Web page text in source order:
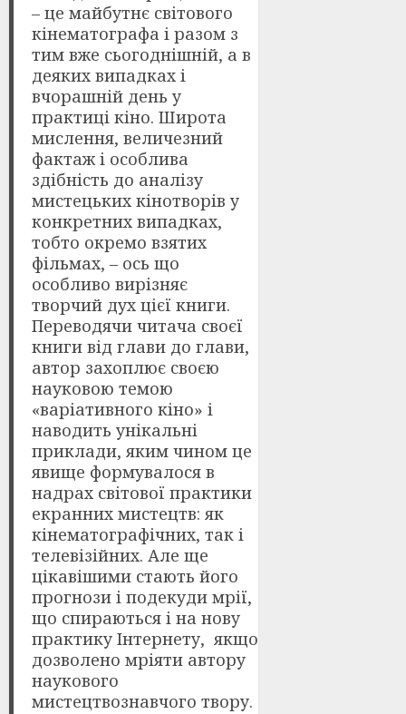
– це майбутнє світового
кінематографа і разом з
тим вже сьогоднішній, а в
деяких випадках і
вчорашній день у
практиці кіно. Широта
мислення, величезний
фактаж і особлива
здібність до аналізу
мистецьких кінотворів у
конкретних випадках,
тобто окремо взятих
фільмах, – ось що
особливо вирізняє
творчий дух цієї книги.
Переводячи читача своєї
книги від глави до глави,
автор захоплює своєю
науковою темою
«варіативного кіно» і
наводить унікальні
приклади, яким чином це
явище формувалося в
надрах світової практики
екранних мистецтв: як
кінематографічних, так і
телевізійних. Але ще
цікавішими стають його
прогнози і подекуди мрії,
що спираються і на нову
практику Інтернету, якщо
дозволено мріяти автору
наукового
мистецтвознавчого твору.